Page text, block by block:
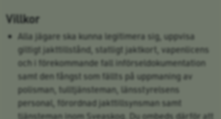
Villkor
Alla jägare ska kunna legitimera sig, uppvisa
giltigt jakttillstånd, statligt jaktkort, vapenlicens
och i förekommande fall införseldokumentation
samt den fångst som fällts på uppmaning av
polisman, tulltjänsteman, länsstyrelsens
personal, förordnad jakttillsynsman samt
tjänsteman inom Sveaskog. Du ombeds därför att